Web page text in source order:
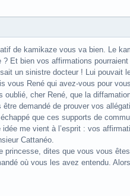
de kamikaze vous va bien. Le
? Et bien vos affirmations
un sinistre docteur ! Lui pouvait
vous René qui avez-vous pour
oublié, cher René, que la
être demandé de prouver vos
que ces supports de
me vient à l’esprit : vos
Cattanéo.
princesse, dites que vous vous
où vous les avez entendu.